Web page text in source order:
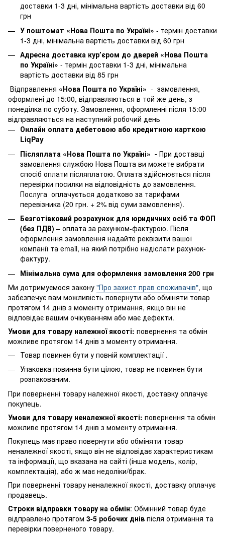
доставки 1-3 дні, мінімальна вартість доставки від 60
грн
У поштомат «Нова Пошта по Україні» - термін доставки
1-3 дні, мінімальна вартість доставки від 60 грн
Адресна доставка курʼєром до дверей «Нова Пошта
по Україні» - термін доставки 1-3 дні, мінімальна
вартість доставки від 85 грн
Відправлення «Нова Пошта по Україні» - замовлення,
оформлені до 15:00, відправляються в той же день, з
понеділка по суботу. Замовлення, оформленні після 15:00
відправляються на наступний робочий день
Онлайн оплата дебетовою або кредитною карткою
LiqPay
Післяплата «Нова Пошта по Україні» - При доставці
замовлення службою Нова Пошта ви можете вибрати
спосіб оплати післяплатою. Оплата здійснюється після
перевірки посилки на відповідність до замовлення.
Послуга оплачується додатково за тарифами
перевізника (20 грн. + 2% від суми замовлення).
Безготівковий розрахунок для юридичних осіб та ФОП
(без ПДВ) – оплата за рахунком-фактурою. Після
оформлення замовлення надайте реквізити вашої
компанії та email, на який потрібно надіслати рахунок-
фактуру.
Мінімальна сума для оформлення замовлення 200 грн
Ми дотримуємося закону "Про захист прав споживачів", що
забезпечує вам можливість повернути або обміняти товар
протягом 14 днів з моменту отримання, якщо він не
відповідає вашим очікуванням або має дефекти.
Умови для товару належної якості: повернення та обмін
можливе протягом 14 днів з моменту отримання.
Товар повинен бути у повній комплектації .
Упаковка повинна бути цілою, товар не повинен бути
розпакованим.
При поверненні товару належної якості, доставку оплачує
покупець.
Умови для товару неналежної якості: повернення та обмін
можливе протягом 14 днів з моменту отримання.
Покупець має право повернути або обміняти товар
неналежної якості, якщо він не відповідає характеристикам
та інформації, що вказана на сайті (інша модель, колір,
комплектація), або ж має недоліки/брак.
При поверненні товару неналежної якості, доставку оплачує
продавець.
Строки відправки товару на обмін: Обмінний товар буде
відправлено протягом 3-5 робочих днів після отримання та
перевірки поверненого товару.